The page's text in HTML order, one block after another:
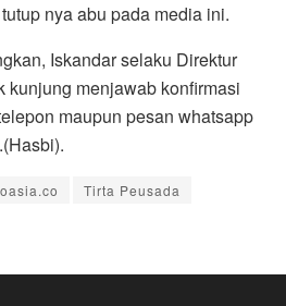
nya abu pada media ini.
Iskandar selaku Direktur
kunjung menjawab konfirmasi
maupun pesan whatsapp
Tirta Peusada